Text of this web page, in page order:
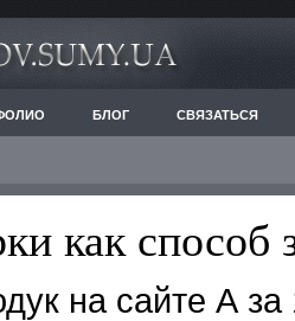
БЛОГ СВЯЗАТЬСЯ
как способ
на сайте А